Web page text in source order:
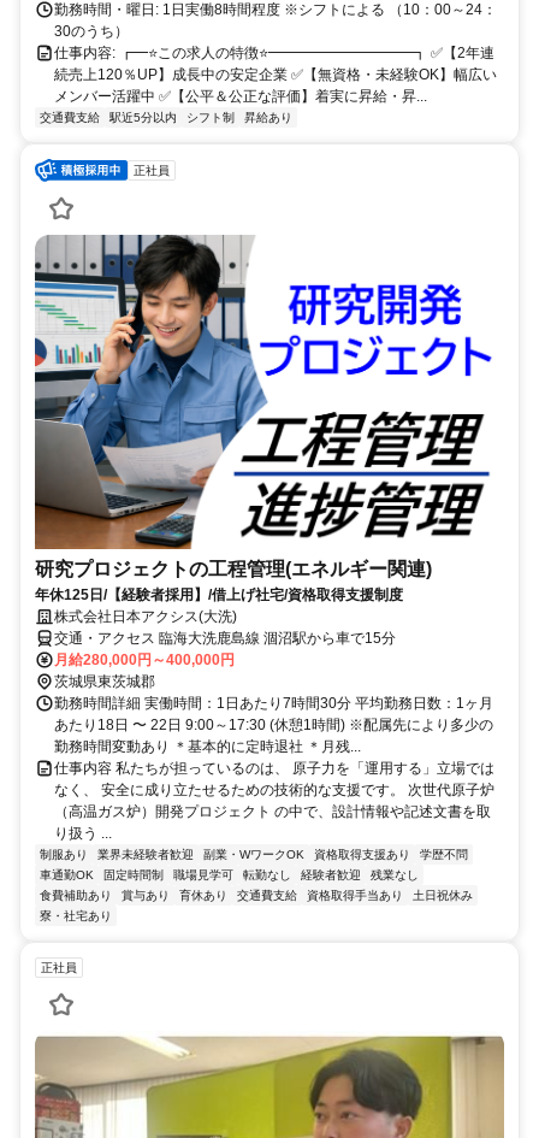
勤務時間・曜日: 1日実働8時間程度 ※シフトによる （10：00～24：
30のうち）
仕事内容: ┏━⭐️この求人の特徴⭐️━━━━━━━━━━┓ ✅️【2年連
続売上120％UP】成長中の安定企業 ✅️【無資格・未経験OK】幅広い
メンバー活躍中 ✅️【公平＆公正な評価】着実に昇給・昇...
交通費支給 駅近5分以内 シフト制 昇給あり
正社員
研究プロジェクトの工程管理(エネルギー関連)
年休125日/【経験者採用】/借上げ社宅/資格取得支援制度
株式会社日本アクシス(大洗)
交通・アクセス 臨海大洗鹿島線 涸沼駅から車で15分
月給280,000円～400,000円
茨城県東茨城郡
勤務時間詳細 実働時間：1日あたり7時間30分 平均勤務日数：1ヶ月
あたり18日 〜 22日 9:00～17:30 (休憩1時間) ※配属先により多少の
勤務時間変動あり ＊基本的に定時退社 ＊月残...
仕事内容 私たちが担っているのは、 原子力を「運用する」立場では
なく、 安全に成り立たせるための技術的な支援です。 次世代原子炉
（高温ガス炉）開発プロジェクト の中で、設計情報や記述文書を取
り扱う ...
制服あり 業界未経験者歓迎 副業・WワークOK 資格取得支援あり
学歴不問
車通勤OK
固定時間制 職場見学可 転勤なし 経験者歓迎
残業なし
食費補助あり
賞与あり 育休あり 交通費支給 資格取得手当あり
土日祝休み
寮・社宅あり
正社員